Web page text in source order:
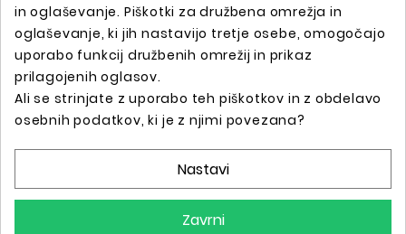
Spletna trgovina s profesionalno tattoo opremo !
in oglaševanje. Piškotki za družbena omrežja in
oglaševanje, ki jih nastavijo tretje osebe, omogočajo
uporabo funkcij družbenih omrežij in prikaz
prilagojenih oglasov.
Ali se strinjate z uporabo teh piškotkov in z obdelavo
osebnih podatkov, ki je z njimi povezana?
Nastavi
Zavrni